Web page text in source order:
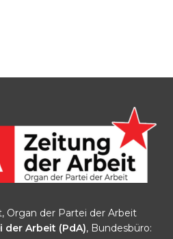
Organ der Partei der Arbeit
der Arbeit (PdA), Bundesbüro: